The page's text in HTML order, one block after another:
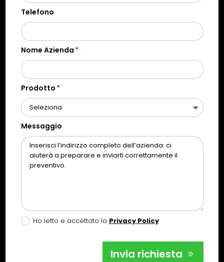
Telefono
Nome Azienda
Prodotto
Messaggio
Ho letto e accettato la Privacy Policy
Invia richiesta